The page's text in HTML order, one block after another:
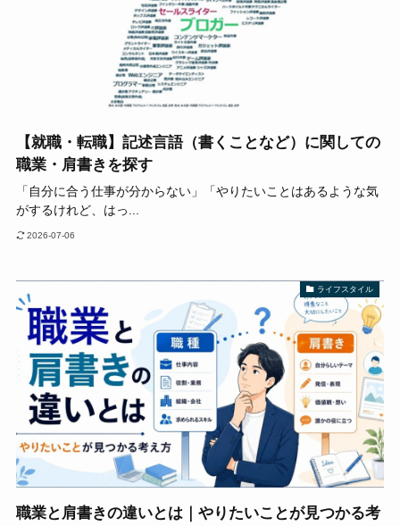
【就職・転職】記述言語（書くことなど）に関しての
職業・肩書きを探す
「自分に合う仕事が分からない」「やりたいことはあるような気
がするけれど、はっ...
2026-07-06
ライフスタイル
職業と肩書きの違いとは｜やりたいことが見つかる考